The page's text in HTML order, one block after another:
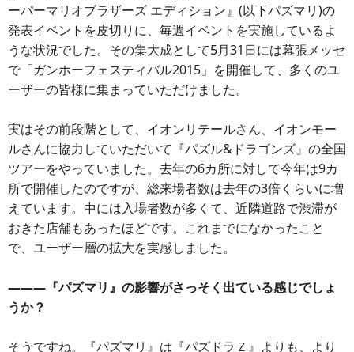
ーパーマリオブラザーズ エディション』(以下パズマリ)の
発表イベントを皮切りに、毎週イベントを実施しているよ
うな状況でした。その集大成として5月31日には幕張メッセ
で「ガンホーフェスティバル2015」を開催して、多くのユ
ーザーの皆様に集まっていただけました。
実はその前段階として、イオンリテールさん、イオンモー
ルさんに協力していただいて『パズル&ドラゴンズ』の全国
ツアーをやっていました。去年の6カ所に対して今年は9カ
所で開催したのですが、総来場者数は去年の3倍くらいに増
えています。中には入場者数が多くて、近隣道路で渋滞が
おきた店舗もあったほどです。これまでになかったこと
で、ユーザー層の拡大を実感しました。
―――『パズマリ』の影響がさっそく出ている感じでしょ
うか？
そうですね。『パズマリ』は『パズドラＺ』よりも、より